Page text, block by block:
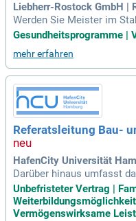
Liebherr-Rostock GmbH |
Werden Sie Meister im
nd leiten Sie ein
en. Ihre Aufgabe umfasst
erechte und qualitative
onenten für
ore- und Schiffskrane. Sie
unter modernsten
ungen Konstruktion,
und Logistik zusammen.
sches Know-how sind
Sicherheitsstandards
ossene Ausbildung als
Stahlbau. Bringen Sie Ihre
strie mit!
Gesundheitsprogramme |
mehr erfahren
Referatsleitung Bau-
HafenCity Universität
Darüber hinaus umfasst
taltungsmanagement, den
owie die Bereiche
Hörsaal- und
Unbefristeter Vertrag |
Vermögenswirksame